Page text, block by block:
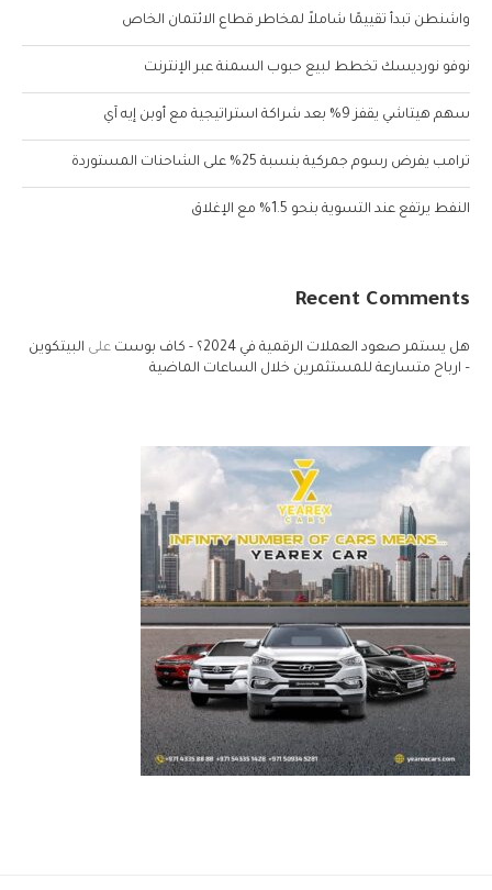
واشنطن تبدأ تقييمًا شاملاً لمخاطر قطاع الائتمان الخاص
نوفو نورديسك تخطط لبيع حبوب السمنة عبر الإنترنت
سهم هيتاشي يقفز 9% بعد شراكة استراتيجية مع أوبن إيه آي
ترامب يفرض رسوم جمركية بنسبة 25% على الشاحنات المستوردة
النفط يرتفع عند التسوية بنحو 1.5% مع الإغلاق
Recent Comments
هل يستمر صعود العملات الرقمية في 2024؟ - كاف بوست على البيتكوين
– ارباح متسارعة للمستثمرين خلال الساعات الماضية